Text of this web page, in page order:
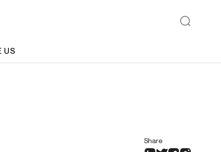
US
Share